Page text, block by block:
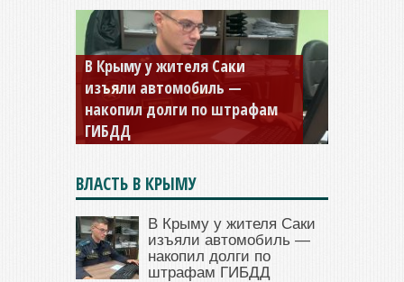
Севастопольская компания
заплатила 877 тысяч рублей
долга — арестовали счета
ВЛАСТЬ В КРЫМУ
В Крыму у жителя Саки
изъяли автомобиль —
накопил долги по
штрафам ГИБДД